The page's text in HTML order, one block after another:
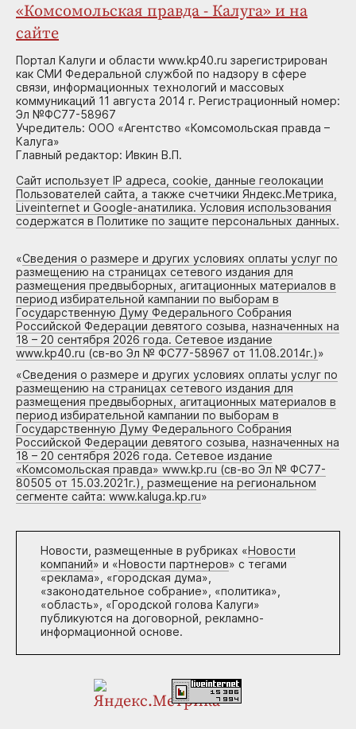
«Комсомольская правда - Калуга» и на
сайте
Портал Калуги и области www.kp40.ru зарегистрирован
как СМИ Федеральной службой по надзору в сфере
связи, информационных технологий и массовых
коммуникаций 11 августа 2014 г. Регистрационный номер:
Эл №ФС77-58967
Учредитель: ООО «Агентство «Комсомольская правда –
Калуга»
Главный редактор: Ивкин В.П.
Сайт использует IP адреса, cookie, данные геолокации
Пользователей сайта, а также счетчики Яндекс.Метрика,
Liveinternet и Google-анатилика. Условия использования
содержатся в Политике по защите персональных данных.
«Сведения о размере и других условиях оплаты услуг по
размещению на страницах сетевого издания для
размещения предвыборных, агитационных материалов в
период избирательной кампании по выборам в
Государственную Думу Федерального Собрания
Российской Федерации девятого созыва, назначенных на
18 – 20 сентября 2026 года. Сетевое издание
www.kp40.ru (св-во Эл № ФС77-58967 от 11.08.2014г.)»
«Сведения о размере и других условиях оплаты услуг по
размещению на страницах сетевого издания для
размещения предвыборных, агитационных материалов в
период избирательной кампании по выборам в
Государственную Думу Федерального Собрания
Российской Федерации девятого созыва, назначенных на
18 – 20 сентября 2026 года. Сетевое издание
«Комсомольская правда» www.kp.ru (св-во Эл № ФС77-
80505 от 15.03.2021г.), размещение на региональном
сегменте сайта: www.kaluga.kp.ru»
Новости, размещенные в рубриках «Новости
компаний» и «Новости партнеров» с тегами
«реклама», «городская дума»,
«законодательное собрание», «политика»,
«область», «Городской голова Калуги»
публикуются на договорной, рекламно-
информационной основе.